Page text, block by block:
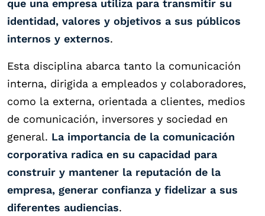
que una empresa utiliza para transmitir su
identidad, valores y objetivos a sus públicos
internos y externos.
Esta disciplina abarca tanto la comunicación
interna, dirigida a empleados y colaboradores,
como la externa, orientada a clientes, medios
de comunicación, inversores y sociedad en
general. La importancia de la comunicación
corporativa radica en su capacidad para
construir y mantener la reputación de la
empresa, generar confianza y fidelizar a sus
diferentes audiencias.